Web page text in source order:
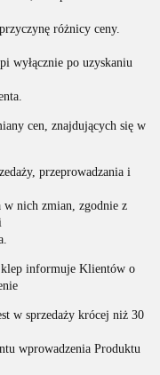
różnicy ceny.
wyłącznie po uzyskaniu
cen, znajdujących się w
przeprowadzania i
nich zmian, zgodnie z
informuje Klientów o
w sprzedaży krócej niż 30
wprowadzenia Produktu